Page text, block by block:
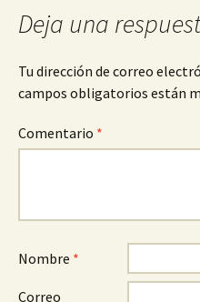
Deja una
Tu dirección de correo
campos obligatorios están
Comentario *
Nombre *
Correo